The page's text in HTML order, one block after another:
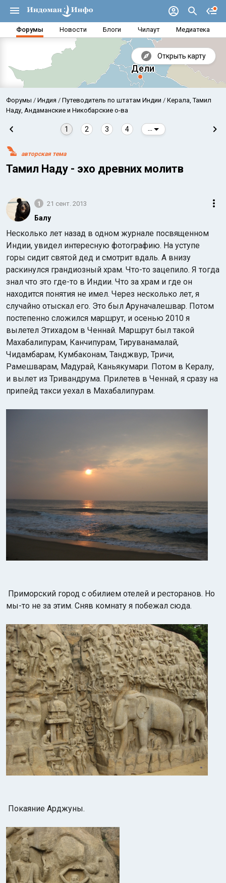
Форумы Новости Блоги Чилаут Медиатека
Открыть карту
Аравийское море
Индийский океан
Форумы Индия Путеводитель по штатам Индии
Керала, Тамил
Наду, Андаманские и Никобарские о-ва
1 2 3 4
авторская тема
Тамил Наду - эхо древних молитв
1 21 сент. 2013
Балу
Несколько лет назад в одном журнале посвященном
Индии, увидел интересную фотографию. На уступе
горы сидит святой дед и смотрит вдаль. А внизу
раскинулся грандиозный храм. Что-то зацепило. Я тогда
знал что это где-то в Индии. Что за храм и где он
находится понятия не имел. Через несколько лет, я
случайно отыскал его. Это был Аруначалешвар. Потом
постепенно сложился маршрут, и осенью 2010 я
вылетел Этихадом в Ченнай. Маршрут был такой
Махабалипурам, Канчипурам, Тируванамалай,
Чидамбарам, Кумбаконам, Танджвур, Тричи,
Рамешварам, Мадурай, Каньякумари. Потом в Кералу,
и вылет из Тривандрума. Прилетев в Ченнай, я сразу на
припейд такси уехал в Махабалипурам.
Приморский город с обилием отелей и ресторанов. Но
мы-то не за этим. Сняв комнату я побежал сюда.
Покаяние Арджуны.